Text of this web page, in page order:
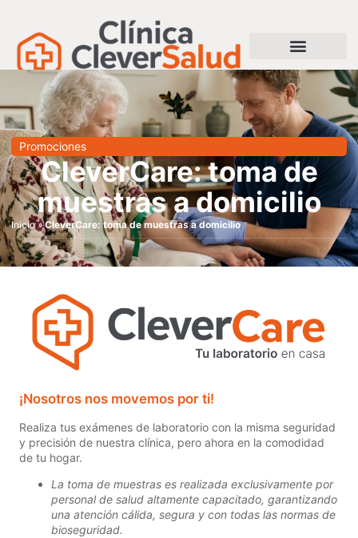
Promociones
CleverCare: toma de
muestras a domicilio
Inicio»CleverCare: toma de muestras a domicilio
¡Nosotros nos movemos por ti!
Realiza tus exámenes de laboratorio con la misma seguridad
y precisión de nuestra clínica, pero ahora en la comodidad
de tu hogar.
La toma de muestras es realizada exclusivamente por
personal de salud altamente capacitado, garantizando
una atención cálida, segura y con todas las normas de
bioseguridad.